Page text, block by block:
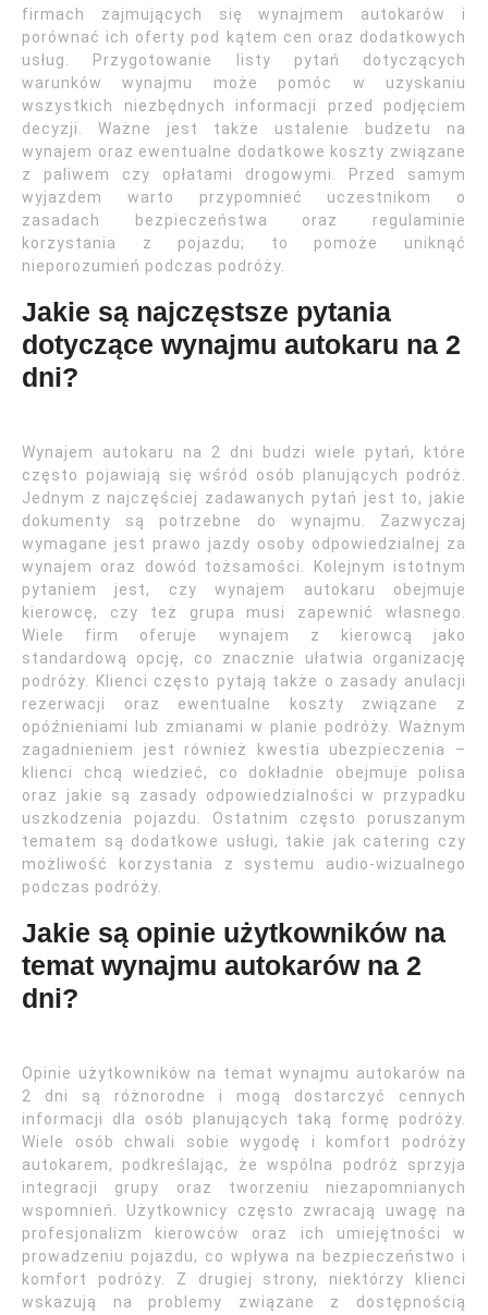
firmach zajmujących się wynajmem autokarów i
porównać ich oferty pod kątem cen oraz dodatkowych
usług. Przygotowanie listy pytań dotyczących
warunków wynajmu może pomóc w uzyskaniu
wszystkich niezbędnych informacji przed podjęciem
decyzji. Ważne jest także ustalenie budżetu na
wynajem oraz ewentualne dodatkowe koszty związane
z paliwem czy opłatami drogowymi. Przed samym
wyjazdem warto przypomnieć uczestnikom o
zasadach bezpieczeństwa oraz regulaminie
korzystania z pojazdu; to pomoże uniknąć
nieporozumień podczas podróży.
Jakie są najczęstsze pytania
dotyczące wynajmu autokaru na 2
dni?
Wynajem autokaru na 2 dni budzi wiele pytań, które
często pojawiają się wśród osób planujących podróż.
Jednym z najczęściej zadawanych pytań jest to, jakie
dokumenty są potrzebne do wynajmu. Zazwyczaj
wymagane jest prawo jazdy osoby odpowiedzialnej za
wynajem oraz dowód tożsamości. Kolejnym istotnym
pytaniem jest, czy wynajem autokaru obejmuje
kierowcę, czy też grupa musi zapewnić własnego.
Wiele firm oferuje wynajem z kierowcą jako
standardową opcję, co znacznie ułatwia organizację
podróży. Klienci często pytają także o zasady anulacji
rezerwacji oraz ewentualne koszty związane z
opóźnieniami lub zmianami w planie podróży. Ważnym
zagadnieniem jest również kwestia ubezpieczenia –
klienci chcą wiedzieć, co dokładnie obejmuje polisa
oraz jakie są zasady odpowiedzialności w przypadku
uszkodzenia pojazdu. Ostatnim często poruszanym
tematem są dodatkowe usługi, takie jak catering czy
możliwość korzystania z systemu audio-wizualnego
podczas podróży.
Jakie są opinie użytkowników na
temat wynajmu autokarów na 2
dni?
Opinie użytkowników na temat wynajmu autokarów na
2 dni są różnorodne i mogą dostarczyć cennych
informacji dla osób planujących taką formę podróży.
Wiele osób chwali sobie wygodę i komfort podróży
autokarem, podkreślając, że wspólna podróż sprzyja
integracji grupy oraz tworzeniu niezapomnianych
wspomnień. Użytkownicy często zwracają uwagę na
profesjonalizm kierowców oraz ich umiejętności w
prowadzeniu pojazdu, co wpływa na bezpieczeństwo i
komfort podróży. Z drugiej strony, niektórzy klienci
wskazują na problemy związane z dostępnością